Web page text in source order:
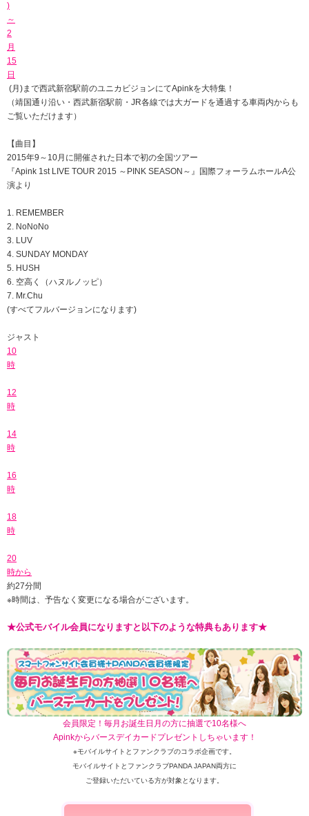
)
～
2
月
15
日
(月 )まで西武新宿駅前のユニカビジョンにてApinkを大特集！
（靖国通り沿い・西武新宿駅前・ JR各線では大ガードを通過する車両内からも
ご覧いただけます）
【曲目】
2015年9 ～ 10月に開催された日本で初の全国ツアー
『Apink 1st LIVE TOUR 2015 ～ PINK SEASON ～』国際フォーラムホールA公
演より
1. REMEMBER
2. NoNoNo
3. LUV
4. SUNDAY MONDAY
5. HUSH
6. 空高く（ハヌルノッピ）
7. Mr.Chu
(すべてフルバージョンになります)
ジャスト
10
時
12
時
14
時
16
時
18
時
20
時から
約27分間
※時間は、予告なく変更になる場合がございます。
★公式モバイル会員になりますと以下のような特典もあります★
会員限定！毎月お誕生日月の方に抽選で10名様へ
Apinkからバースデイカードプレゼントしちゃいます！
※モバイルサイトとファンクラブのコラボ企画です。
モバイルサイトとファンクラブPANDA JAPAN両方に
ご登録いただいている方が対象となります。